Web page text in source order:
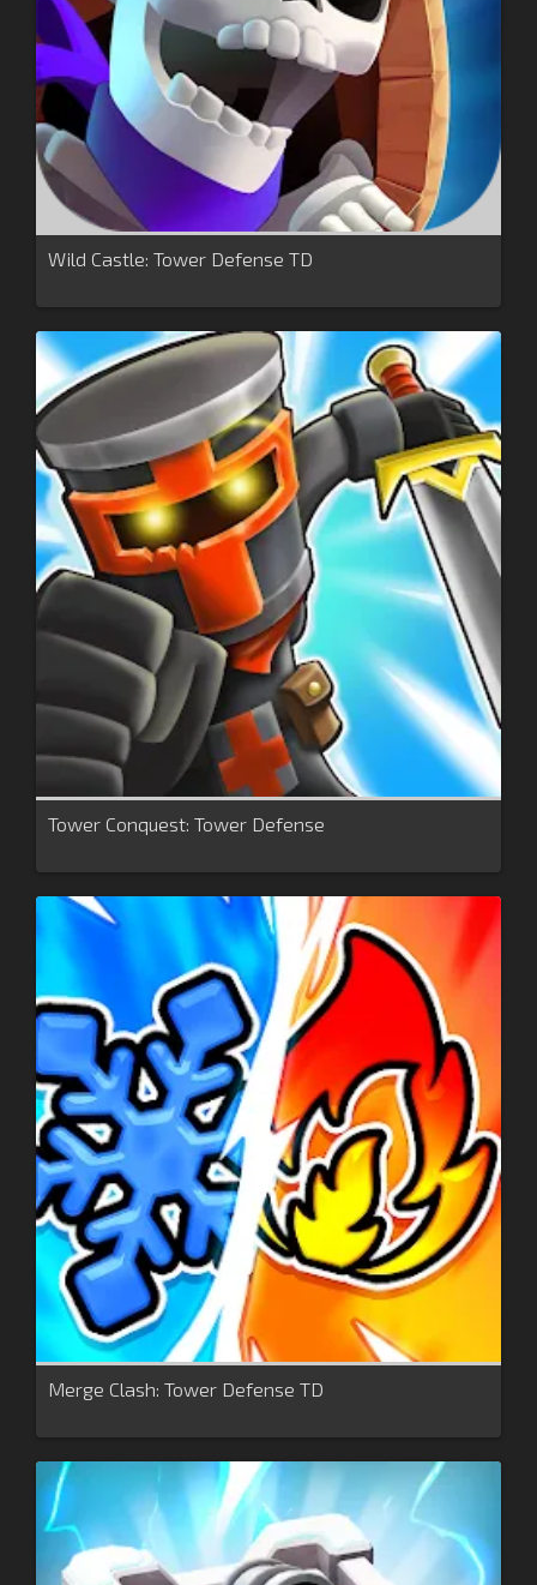
Wild Castle: Tower Defense TD
Tower Conquest: Tower Defense
Merge Clash: Tower Defense TD